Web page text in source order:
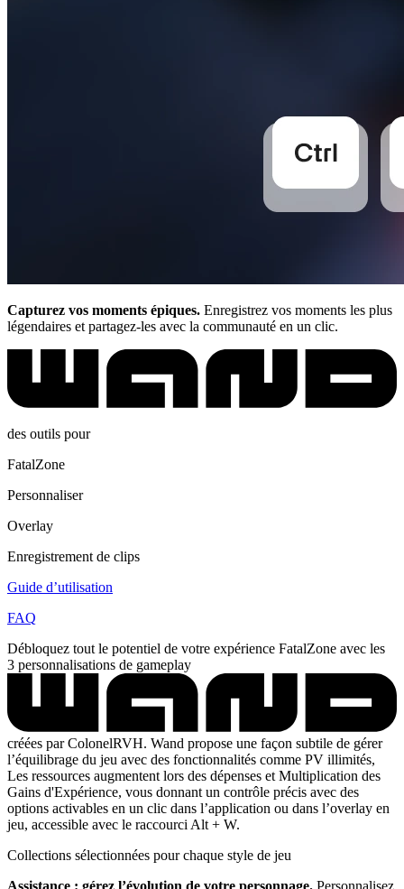
Capturez vos moments épiques. Enregistrez vos moments les plus
légendaires et partagez-les avec la communauté en un clic.
des outils pour
FatalZone
Personnaliser
Overlay
Enregistrement de clips
Guide d’utilisation
FAQ
Débloquez tout le potentiel de votre expérience FatalZone avec les
3 personnalisations de gameplay
créées par ColonelRVH. Wand propose une façon subtile de gérer
l’équilibrage du jeu avec des fonctionnalités comme PV illimités,
Les ressources augmentent lors des dépenses et Multiplication des
Gains d'Expérience, vous donnant un contrôle précis avec des
options activables en un clic dans l’application ou dans l’overlay en
jeu, accessible avec le raccourci Alt + W.
Collections sélectionnées pour chaque style de jeu
Assistance : gérez l’évolution de votre personnage. Personnalisez